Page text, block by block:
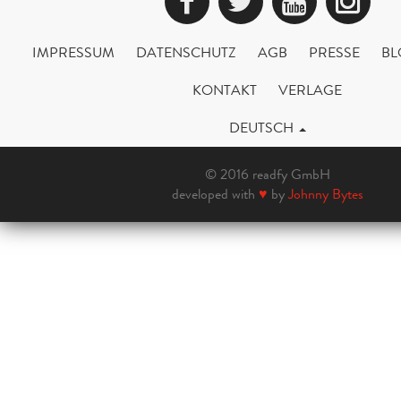
IMPRESSUM DATENSCHUTZ AGB PRESSE
KONTAKT
VERLAGE
DEUTSCH
© 2016 readfy GmbH
developed with ♥ byJohnny Bytes